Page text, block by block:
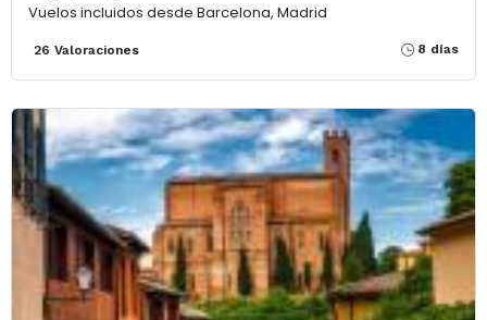
Vuelos incluidos desde Barcelona, Madrid
26 Valoraciones 8 días